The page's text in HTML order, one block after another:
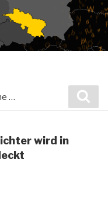
wird in